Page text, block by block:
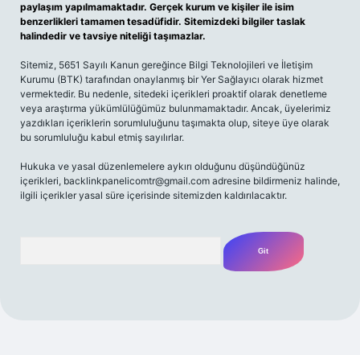
paylaşım yapılmamaktadır. Gerçek kurum ve kişiler ile isim
benzerlikleri tamamen tesadüfidir. Sitemizdeki bilgiler taslak
halindedir ve tavsiye niteliği taşımazlar.
Sitemiz, 5651 Sayılı Kanun gereğince Bilgi Teknolojileri ve İletişim
Kurumu (BTK) tarafından onaylanmış bir Yer Sağlayıcı olarak hizmet
vermektedir. Bu nedenle, sitedeki içerikleri proaktif olarak denetleme
veya araştırma yükümlülüğümüz bulunmamaktadır. Ancak, üyelerimiz
yazdıkları içeriklerin sorumluluğunu taşımakta olup, siteye üye olarak
bu sorumluluğu kabul etmiş sayılırlar.
Hukuka ve yasal düzenlemelere aykırı olduğunu düşündüğünüz
içerikleri, backlinkpanelicomtr@gmail.com adresine bildirmeniz halinde,
ilgili içerikler yasal süre içerisinde sitemizden kaldırılacaktır.